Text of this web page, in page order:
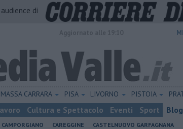
di
MASSA CARRARA PISA LIVORNO PISTOIA
Cultura e Spettacolo Eventi Sport Blog
CAMPORGIANO CAREGGINE CASTELNUOVO GARFAGNANA